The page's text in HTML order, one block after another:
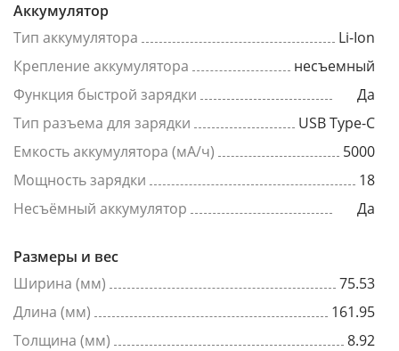
Аккумулятор
Тип аккумулятора
Li-Ion
Крепление аккумулятора
несъемный
Функция быстрой зарядки
Да
Тип разъема для зарядки
USB Type-C
Емкость аккумулятора (мА/ч)
5000
Мощность зарядки
18
Несъёмный аккумулятор
Да
Размеры и вес
Ширина (мм)
75.53
Длина (мм)
161.95
Толщина (мм)
8.92